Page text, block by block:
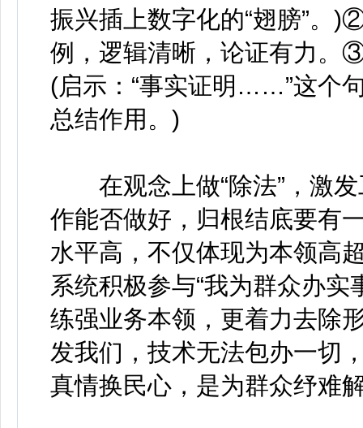
振兴插上数字化的“翅膀”。
例，逻辑清晰，论证有力。
(启示：“事实证明……”这个
总结作用。)
在观念上做“除法”，激发
作能否做好，归根结底要有
水平高，不仅体现为本领高
系统积极参与“我为群众办
练强业务本领，更着力去除
发我们，技术无法包办一切
真情换民心，是为群众纾难